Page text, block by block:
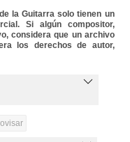
la Guitarra solo tienen un
Si algún compositor,
considera que un archivo
los derechos de autor,